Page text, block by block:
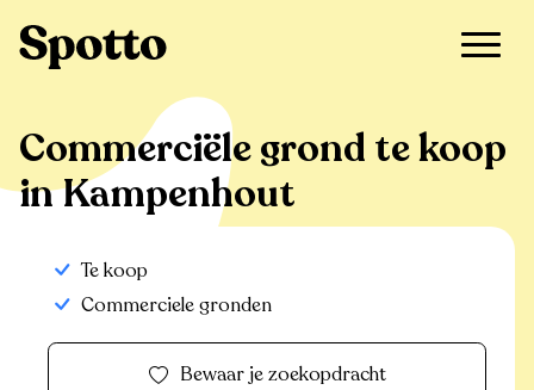
Kampenhout
Commerciële grond te koop
in Kampenhout
Te koop
Commerciele gronden
Bewaar je zoekopdracht